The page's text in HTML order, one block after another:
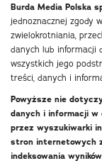
Burda Media Polska
jednoznacznej zgody
zwielokrotniania,
danych lub informacji
wszystkich jego
treści, danych i
Powyższe nie
danych i informacji w
przez wyszukiwarki
stron internetowych
indeksowania